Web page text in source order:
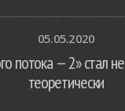
05.05.2020
потока — 2» стал
теоретически